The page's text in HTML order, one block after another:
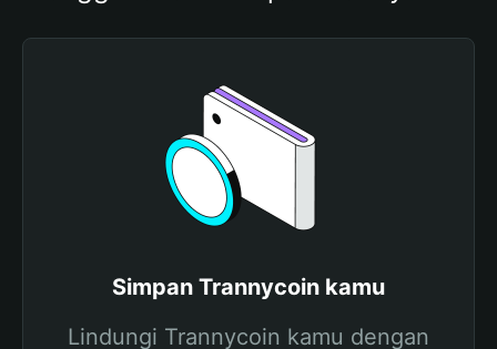
Simpan Trannycoin kamu
Lindungi Trannycoin kamu dengan